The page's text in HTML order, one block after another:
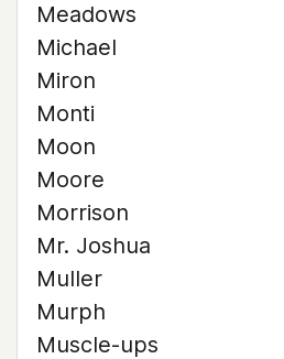
Meadows
Michael
Miron
Monti
Moon
Moore
Morrison
Mr. Joshua
Muller
Murph
Muscle-ups